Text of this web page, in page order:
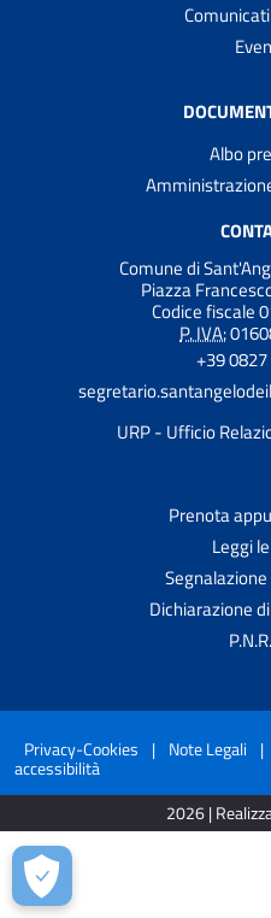
Albo
Comune di
Piazza
Codice fiscale
P. IVA:
+39
URP - Ufficio
Prenota
Leggi
Dichiarazione
Privacy-Cookies | Note Legali |
accessibilità
2026 |